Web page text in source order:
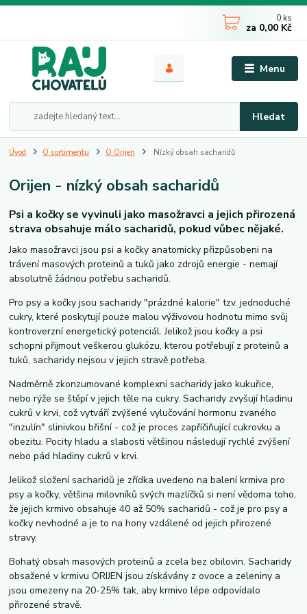
Menu
Hledat
0 ks
za 0,00 Kč
Úvod O sortimentu O Orijen Nízký obsah sacharidů
Orijen - nízký obsah sacharidů
Psi a kočky se vyvinuli jako masožravci a jejich přirozená
strava obsahuje málo sacharidů, pokud vůbec nějaké.
Jako masožravci jsou psi a kočky anatomicky přizpůsobeni na
trávení masových proteinů a tuků jako zdrojů energie - nemají
absolutně žádnou potřebu sacharidů.
Pro psy a kočky jsou sacharidy "prázdné kalorie" tzv. jednoduché
cukry, které poskytují pouze malou výživovou hodnotu mimo svůj
kontroverzní energetický potenciál. Jelikož jsou kočky a psi
schopni přijmout veškerou glukózu, kterou potřebují z proteinů a
tuků, sacharidy nejsou v jejich stravě potřeba.
Nadměrně zkonzumované komplexní sacharidy jako kukuřice,
nebo rýže se štěpí v jejich těle na cukry. Sacharidy zvyšují hladinu
cukrů v krvi, což vytváří zvýšené vylučování hormonu zvaného
"inzulín" slinivkou břišní - což je proces zapříčiňující cukrovku a
obezitu. Pocity hladu a slabosti většinou následují rychlé zvýšení
nebo pád hladiny cukrů v krvi.
Jelikož složení sacharidů je zřídka uvedeno na balení krmiva pro
psy a kočky, většina milovníků svých mazlíčků si není vědoma toho,
že jejich krmivo obsahuje 40 až 50% sacharidů - což je pro psy a
kočky nevhodné a je to na hony vzdálené od jejich přirozené
stravy.
Bohatý obsah masových proteinů a zcela bez obilovin. Sacharidy
obsažené v krmivu ORIJEN jsou získávány z ovoce a zeleniny a
jsou omezeny na 20-25% tak, aby krmivo lépe odpovídalo
přirozené stravě.